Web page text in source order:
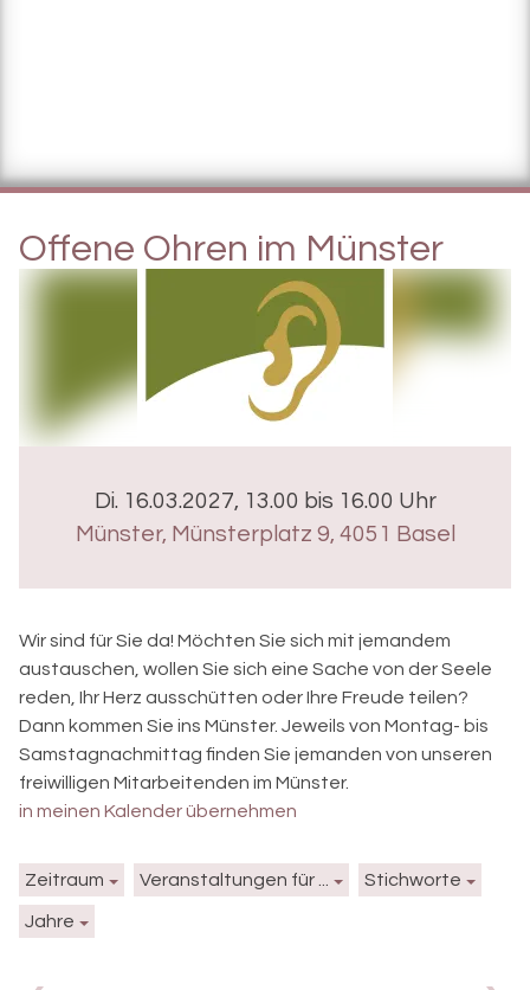
Offene Ohren im Münster
Di. 16.03.2027, 13.00 bis 16.00 Uhr
Münster, Münsterplatz 9, 4051 Basel
Wir sind für Sie da! Möchten Sie sich mit jemandem
austauschen, wollen Sie sich eine Sache von der Seele
reden, Ihr Herz ausschütten oder Ihre Freude teilen?
Dann kommen Sie ins Münster. Jeweils von Montag- bis
Samstagnachmittag finden Sie jemanden von unseren
freiwilligen Mitarbeitenden im Münster.
in meinen Kalender übernehmen
Zeitraum Veranstaltungen für ... Stichworte
Jahre